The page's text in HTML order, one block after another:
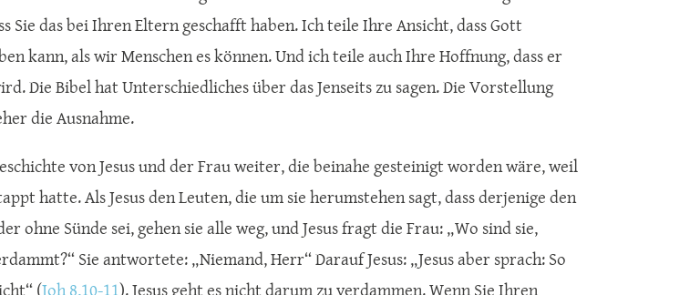
Sie das bei Ihren Eltern geschafft haben. Ich teile Ihre Ansicht, dass Gott
kann, als wir Menschen es können. Und ich teile auch Ihre Hoffnung, dass er
Die Bibel hat Unterschiedliches über das Jenseits zu sagen. Die Vorstellung
die Ausnahme.
von Jesus und der Frau weiter, die beinahe gesteinigt worden wäre, weil
hatte. Als Jesus den Leuten, die um sie herumstehen sagt, dass derjenige den
ohne Sünde sei, gehen sie alle weg, und Jesus fragt die Frau: „Wo sind sie,
Sie antwortete: „Niemand, Herr“ Darauf Jesus: „Jesus aber sprach: So
(Joh 8,10-11). Jesus geht es nicht darum zu verdammen. Wenn Sie Ihren